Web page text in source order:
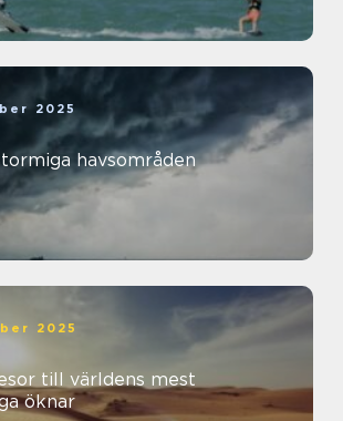
2025
havsområden
2025
till världens mest
öknar